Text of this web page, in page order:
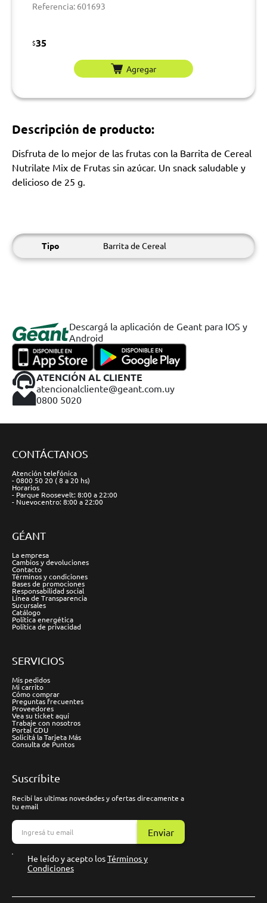
Referencia: 601693
$35
Agregar
Descripción de producto:
Disfruta de lo mejor de las frutas con la Barrita de Cereal
Nutrilate Mix de Frutas sin azúcar. Un snack saludable y
delicioso de 25 g.
Tipo Barrita de Cereal
Descargá la aplicación de Geant para IOS y
Android
ATENCIÓN AL CLIENTE
atencionalcliente@geant.com.uy
0800 5020
CONTÁCTANOS
Atención telefónica
- 0800 50 20 ( 8 a 20 hs)
Horarios
- Parque Roosevelt: 8:00 a 22:00
- Nuevocentro: 8:00 a 22:00
GÉANT
La empresa
Cambios y devoluciones
Contacto
Términos y condiciones
Bases de promociones
Responsabilidad social
Línea de Transparencia
Sucursales
Catálogo
Política energética
Política de privacidad
SERVICIOS
Mis pedidos
Mi carrito
Cómo comprar
Preguntas frecuentes
Proveedores
Vea su ticket aquí
Trabaje con nosotros
Portal GDU
Solicitá la Tarjeta Más
Consulta de Puntos
Suscríbite
Recibí las ultimas novedades y ofertas direcamente a
tu email
Enviar
He leído y acepto losTérminos y
Condiciones